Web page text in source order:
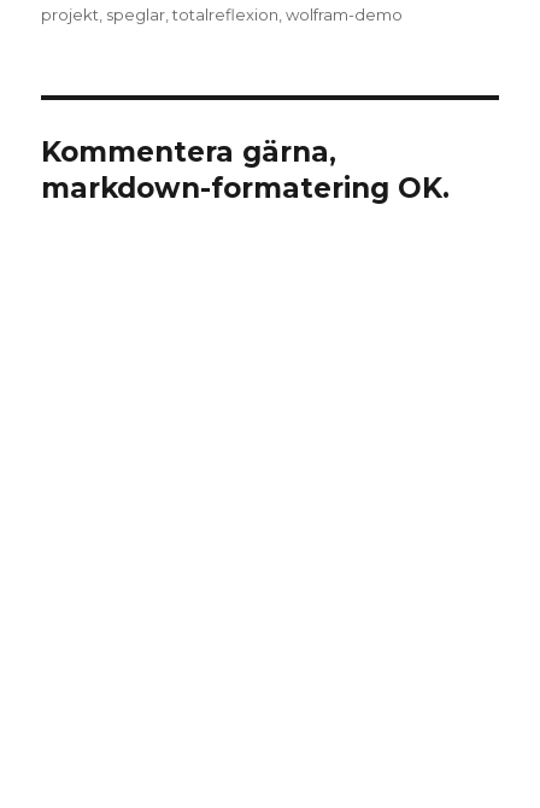
projekt speglar ,totalreflexion ,wolfram-demo
Kommentera gärna,
markdown-formatering OK.